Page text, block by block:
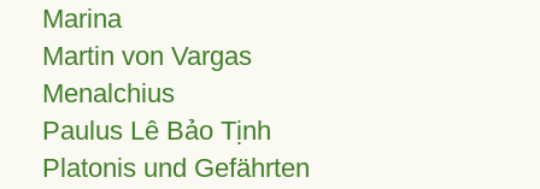
Marina
Martin von Vargas
Menalchius
Paulus Lê Bảo Tịnh
Platonis und Gefährten